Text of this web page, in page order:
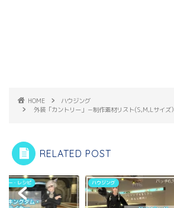
HOME
ハウジング
外装「カントリー」－制作素材リスト(S,M,Lサイズ）
RELATED POST
ター・レシピ ハウジング